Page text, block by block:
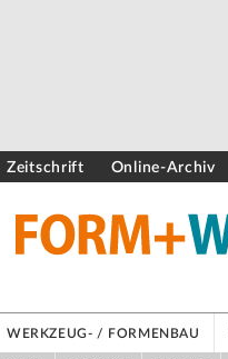
Zeitschrift Online-Archiv
WERKZEUG- / FORMENBAU